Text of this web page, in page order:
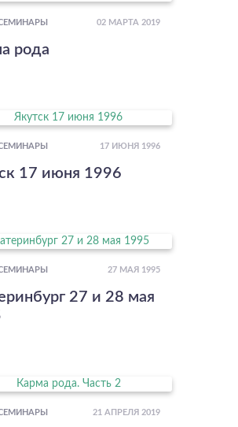
02 МАРТА 2019
рода
17 ИЮНЯ 1996
17 июня 1996
27 МАЯ 1995
27 и 28 мая
21 АПРЕЛЯ 2019